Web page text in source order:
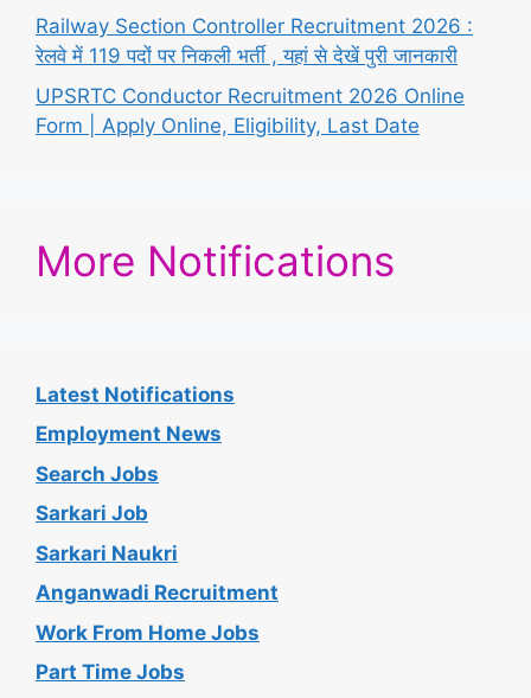
Railway Section Controller Recruitment 2026 :
रेलवे में 119 पदों पर निकली भर्ती , यहां से देखें पुरी जानकारी
UPSRTC Conductor Recruitment 2026 Online
Form | Apply Online, Eligibility, Last Date
More Notifications
Latest Notifications
Employment News
Search Jobs
Sarkari Job
Sarkari Naukri
Anganwadi Recruitment
Work From Home Jobs
Part Time Jobs